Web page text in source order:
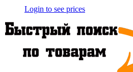
Login to see prices